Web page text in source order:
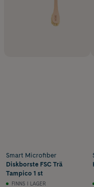
Smart Microfiber
Diskborste FSC Trä
Tampico 1 st
FINNS I LAGER